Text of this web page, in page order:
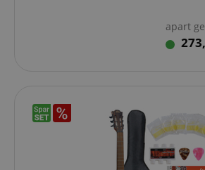
apart